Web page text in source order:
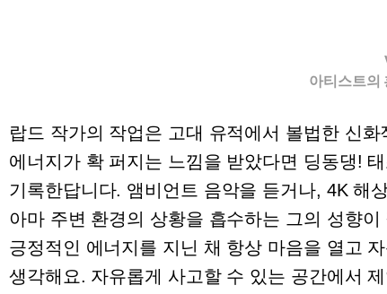
아티스트의
랍드 작가의 작업은 고대 유적에서 볼법한 신
에너지가 확 퍼지는 느낌을 받았다면 딩동댕!
기록한답니다. 앰비언트 음악을 듣거나, 4K 해
아마 주변 환경의 상황을 흡수하는 그의 성향
긍정적인 에너지를 지닌 채 항상 마음을 열고
생각해요. 자유롭게 사고할 수 있는 공간에서